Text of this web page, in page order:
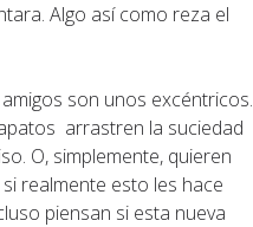
Algo así como reza el
son unos excéntricos.
arrastren la suciedad
O, simplemente, quieren
realmente esto les hace
piensan si esta nueva